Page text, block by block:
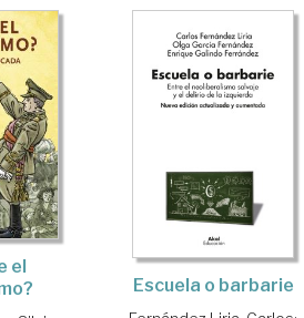
el
Escuela o barbarie